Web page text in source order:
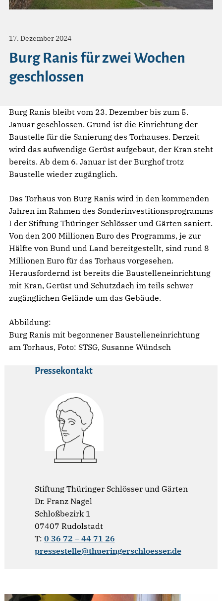
17. Dezember 2024
Burg Ranis für zwei Wochen
geschlossen
Burg Ranis bleibt vom 23. Dezember bis zum 5.
Januar geschlossen. Grund ist die Einrichtung der
Baustelle für die Sanierung des Torhauses. Derzeit
wird das aufwendige Gerüst aufgebaut, der Kran steht
bereits. Ab dem 6. Januar ist der Burghof trotz
Baustelle wieder zugänglich.
Das Torhaus von Burg Ranis wird in den kommenden
Jahren im Rahmen des Sonderinvestitionsprogramms
I der Stiftung Thüringer Schlösser und Gärten saniert.
Von den 200 Millionen Euro des Programms, je zur
Hälfte von Bund und Land bereitgestellt, sind rund 8
Millionen Euro für das Torhaus vorgesehen.
Herausfordernd ist bereits die Baustelleneinrichtung
mit Kran, Gerüst und Schutzdach im teils schwer
zugänglichen Gelände um das Gebäude.
Abbildung:
Burg Ranis mit begonnener Baustelleneinrichtung
am Torhaus, Foto: STSG, Susanne Wündsch
Pressekontakt
Stiftung Thüringer Schlösser und Gärten
Dr. Franz Nagel
Schloßbezirk 1
07407 Rudolstadt
T: 0 36 72 – 44 71 26
pressestelle@thueringerschloesser.de